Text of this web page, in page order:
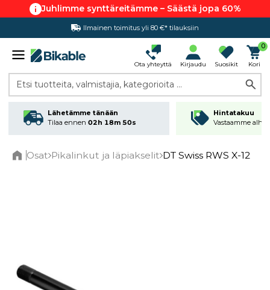
Juhlimme synttäreitämme – Säästä jopa 60%
Ilmainen toimitus yli 80 €* tilauksiin
Hintatakuu
Ota yhteyttä Kirjaudu Suosikit
0
Kori
Etsi tuotteita, valmistajia, kategorioita ...
Lähetämme tänään
Tilaa ennen 02h 18m 50s
Hintatakuu
Vastaamme
Osat Pikalinkut ja läpiakselit DT Swiss RWS X-12